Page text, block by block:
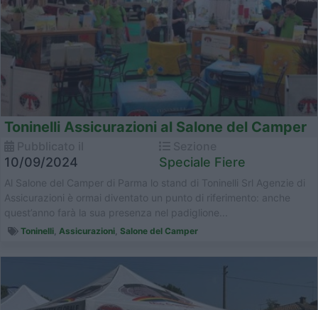
Toninelli Assicurazioni al Salone del Camper
10/09/2024 Speciale Fiere
Al Salone del Camper di Parma lo stand di Toninelli Srl Agenzie di
Assicurazioni è ormai diventato un punto di riferimento: anche
quest’anno farà la sua presenza nel padiglione...
Toninelli, Assicurazioni, Salone del Camper